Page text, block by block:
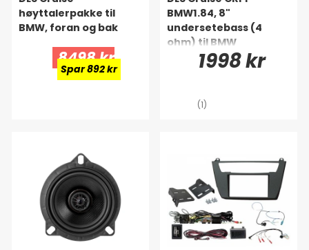
høyttalerpakke til
BMW, foran og bak
8498 kr
Spar 892 kr
BMW1.84, 8"
undersetebass (4
ohm) til BMW
1998 kr
(1)